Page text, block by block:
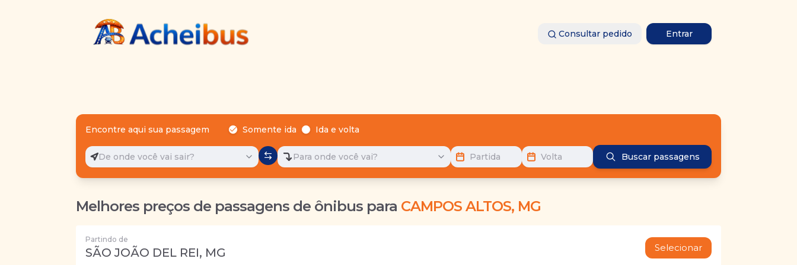
Consultar pedido Entrar
Encontre aqui sua passagem Somente ida Ida e volta
De onde você vai sair? Para onde você vai? Partida Volta Buscar passagens
Melhores preços de passagens de ônibus para CAMPOS ALTOS, MG
Partindo de
SÃO JOÃO DEL REI, MG Selecionar